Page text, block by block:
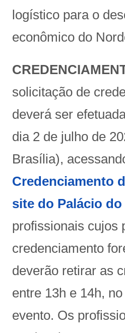
logístico para o
econômico do
solicitação de
deverá ser
dia 2 de julho de
Brasília),
Credenciamento
site do Palácio
profissionais cujos
credenciamento
deverão retirar as
entre 13h e 14h,
evento. Os